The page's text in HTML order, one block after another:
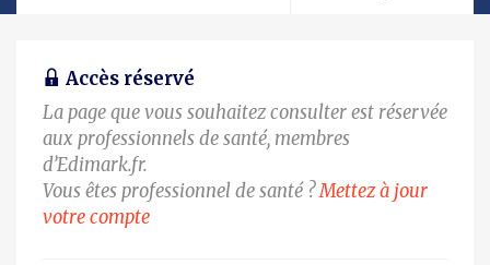
Accès réservé
La page que vous souhaitez consulter est réservée
aux professionnels de santé, membres
d’Edimark.fr.
Vous êtes professionnel de santé ?Mettez à jour
votre compte